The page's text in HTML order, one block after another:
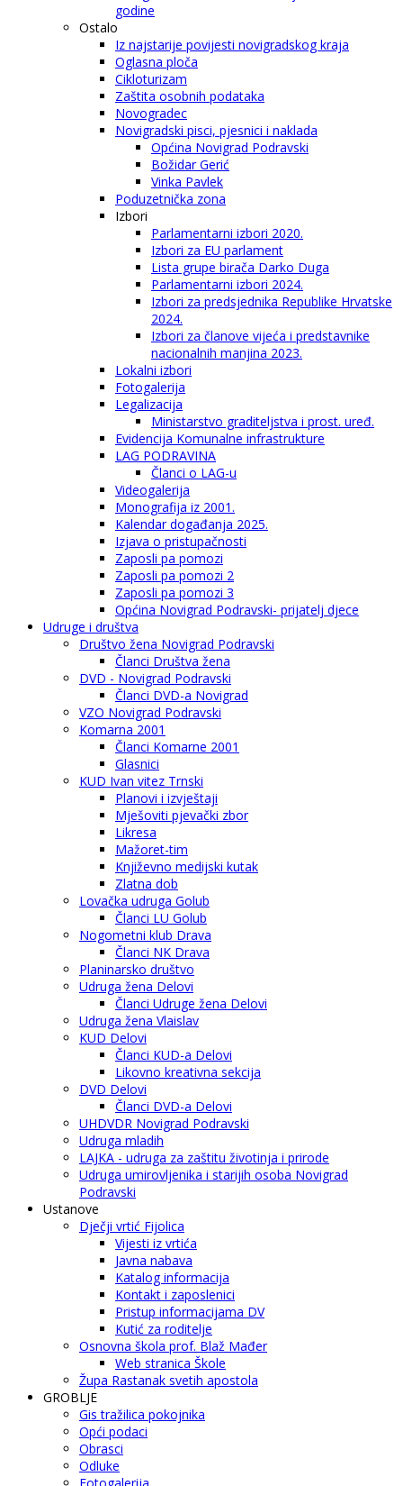
godine
Ostalo
Iz najstarije povijesti novigradskog kraja
Oglasna ploča
Cikloturizam
Zaštita osobnih podataka
Novogradec
Novigradski pisci, pjesnici i naklada
Općina Novigrad Podravski
Božidar Gerić
Vinka Pavlek
Poduzetnička zona
Izbori
Parlamentarni izbori 2020.
Izbori za EU parlament
Lista grupe birača Darko Duga
Parlamentarni izbori 2024.
Izbori za predsjednika Republike Hrvatske
2024.
Izbori za članove vijeća i predstavnike
nacionalnih manjina 2023.
Lokalni izbori
Fotogalerija
Legalizacija
Ministarstvo graditeljstva i prost. uređ.
Evidencija Komunalne infrastrukture
LAG PODRAVINA
Članci o LAG-u
Videogalerija
Monografija iz 2001.
Kalendar događanja 2025.
Izjava o pristupačnosti
Zaposli pa pomozi
Zaposli pa pomozi 2
Zaposli pa pomozi 3
Općina Novigrad Podravski- prijatelj djece
Udruge i društva
Društvo žena Novigrad Podravski
Članci Društva žena
DVD - Novigrad Podravski
Članci DVD-a Novigrad
VZO Novigrad Podravski
Komarna 2001
Članci Komarne 2001
Glasnici
KUD Ivan vitez Trnski
Planovi i izvještaji
Mješoviti pjevački zbor
Likresa
Mažoret-tim
Književno medijski kutak
Zlatna dob
Lovačka udruga Golub
Članci LU Golub
Nogometni klub Drava
Članci NK Drava
Planinarsko društvo
Udruga žena Delovi
Članci Udruge žena Delovi
Udruga žena Vlaislav
KUD Delovi
Članci KUD-a Delovi
Likovno kreativna sekcija
DVD Delovi
Članci DVD-a Delovi
UHDVDR Novigrad Podravski
Udruga mladih
LAJKA - udruga za zaštitu životinja i prirode
Udruga umirovljenika i starijih osoba Novigrad
Podravski
Ustanove
Dječji vrtić Fijolica
Vijesti iz vrtića
Javna nabava
Katalog informacija
Kontakt i zaposlenici
Pristup informacijama DV
Kutić za roditelje
Osnovna škola prof. Blaž Mađer
Web stranica Škole
Župa Rastanak svetih apostola
GROBLJE
Gis tražilica pokojnika
Opći podaci
Obrasci
Odluke